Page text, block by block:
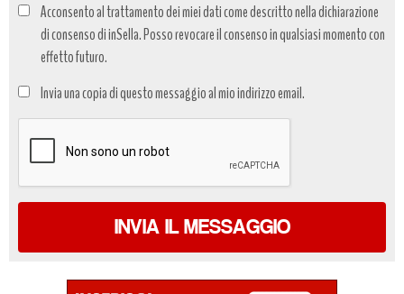
Acconsento al trattamento dei miei dati come descritto nella dichiarazione
di consenso di inSella. Posso revocare il consenso in qualsiasi momento con
effetto futuro.
dati
*
Invia una copia di questo messaggio al mio indirizzo email.
INVIA IL MESSAGGIO